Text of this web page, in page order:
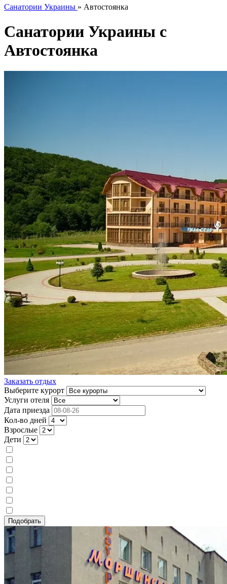
Санатории Украины » Автостоянка
Санатории Украины c
Автостоянка
Заказать отдых
Выберите курорт
Услуги отеля
Дата приезда
Кол-во дней
Взрослые
Дети